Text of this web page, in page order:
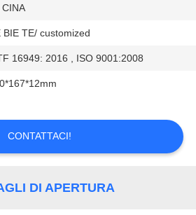
CINA
BIE TE/ customized
16949: 2016 , ISO 9001:2008
CONTATTACI!
DI APERTURA